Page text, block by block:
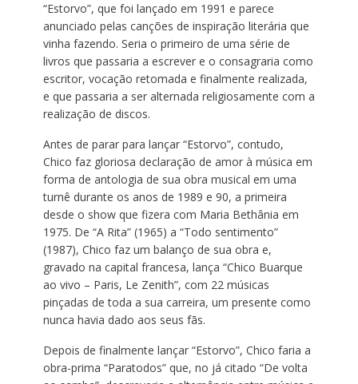
“Estorvo”, que foi lançado em 1991 e parece
anunciado pelas canções de inspiração literária que
vinha fazendo. Seria o primeiro de uma série de
livros que passaria a escrever e o consagraria como
escritor, vocação retomada e finalmente realizada,
e que passaria a ser alternada religiosamente com a
realização de discos.
Antes de parar para lançar “Estorvo”, contudo,
Chico faz gloriosa declaração de amor à música em
forma de antologia de sua obra musical em uma
turnê durante os anos de 1989 e 90, a primeira
desde o show que fizera com Maria Bethânia em
1975. De “A Rita” (1965) a “Todo sentimento”
(1987), Chico faz um balanço de sua obra e,
gravado na capital francesa, lança “Chico Buarque
ao vivo – Paris, Le Zenith”, com 22 músicas
pinçadas de toda a sua carreira, um presente como
nunca havia dado aos seus fãs.
Depois de finalmente lançar “Estorvo”, Chico faria a
obra-prima “Paratodos” que, no já citado “De volta